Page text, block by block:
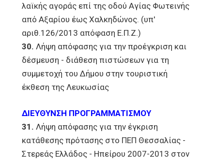
λαϊκής αγοράς επί της οδού Αγίας Φωτεινής
από Αξαρίου έως Χαλκηδώνος. (υπ'
αριθ.126/2013 απόφαση Ε.Π.Ζ.)
30. Λήψη απόφασης για την προέγκριση και
δέσμευση - διάθεση πιστώσεων για τη
συμμετοχή του Δήμου στην τουριστική
έκθεση της Λευκωσίας
ΔΙΕΥΘΥΝΣΗ ΠΡΟΓΡΑΜΜΑΤΙΣΜΟΥ
31. Λήψη απόφασης για την έγκριση
κατάθεσης πρότασης στο ΠΕΠ Θεσσαλίας -
Στερεάς Ελλάδος - Ηπείρου 2007-2013 στον